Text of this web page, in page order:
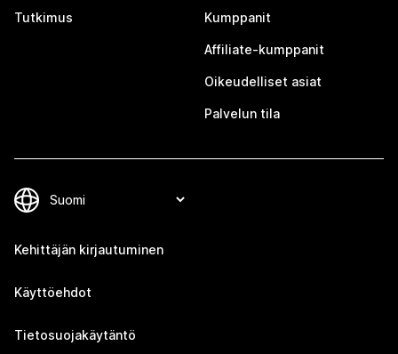
Tutkimus Kumppanit
Affiliate-kumppanit
Oikeudelliset asiat
Palvelun tila
Kehittäjän kirjautuminen
Käyttöehdot
Tietosuojakäytäntö